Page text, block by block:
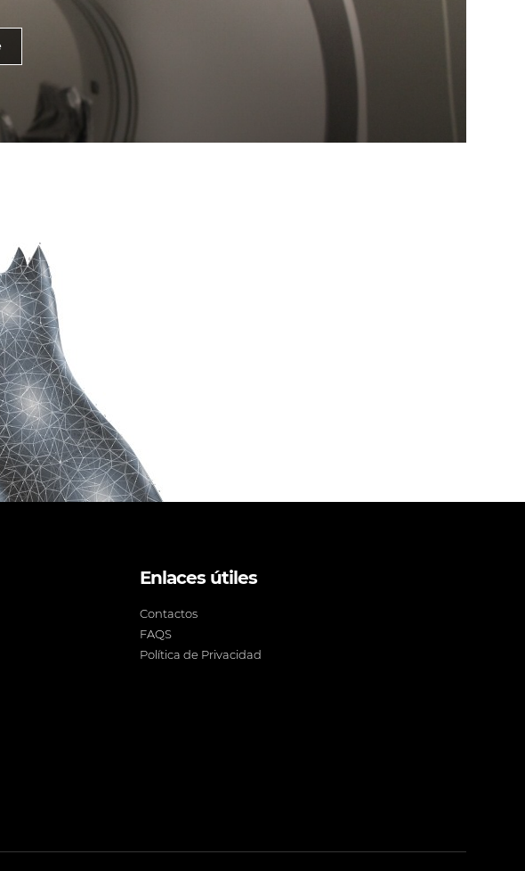
Enlaces útiles
Contactos
FAQS
Política de Privacidad